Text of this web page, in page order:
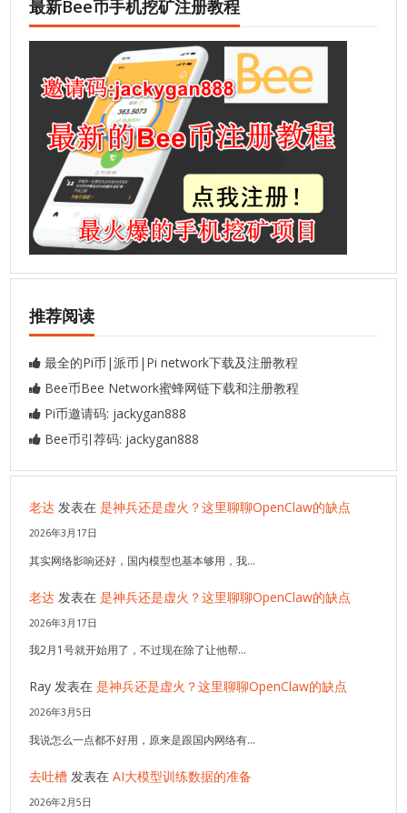
最新Bee币手机挖矿注册教程
推荐阅读
最全的Pi币|派币|Pi network下载及注册教程
Bee币Bee Network蜜蜂网链下载和注册教程
Pi币邀请码: jackygan888
Bee币引荐码: jackygan888
老达 发表在是神兵还是虚火？这里聊聊OpenClaw的缺点
2026年3月17日
其实网络影响还好，国内模型也基本够用，我…
老达 发表在是神兵还是虚火？这里聊聊OpenClaw的缺点
2026年3月17日
我2月1号就开始用了，不过现在除了让他帮…
Ray 发表在是神兵还是虚火？这里聊聊OpenClaw的缺点
2026年3月5日
我说怎么一点都不好用，原来是跟国内网络有…
去吐槽 发表在AI大模型训练数据的准备
2026年2月5日